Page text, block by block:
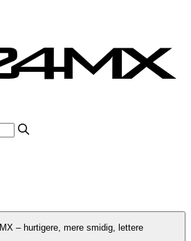
– hurtigere, mere smidig, lettere